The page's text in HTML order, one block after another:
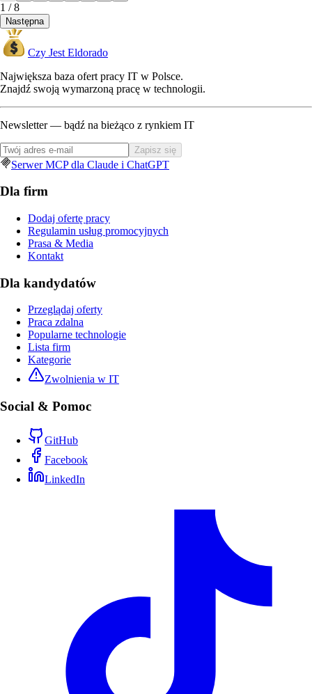
1 /8
Następna
Czy Jest Eldorado
Największa baza ofert pracy IT w Polsce.
Znajdź swoją wymarzoną pracę w technologii.
Newsletter — bądź na bieżąco z rynkiem IT
Zapisz się
Serwer MCP dla Claude i ChatGPT
Dla firm
Dodaj ofertę pracy
Regulamin usług promocyjnych
Prasa & Media
Kontakt
Dla kandydatów
Przeglądaj oferty
Praca zdalna
Popularne technologie
Lista firm
Kategorie
Zwolnienia w IT
Social & Pomoc
GitHub
Facebook
LinkedIn